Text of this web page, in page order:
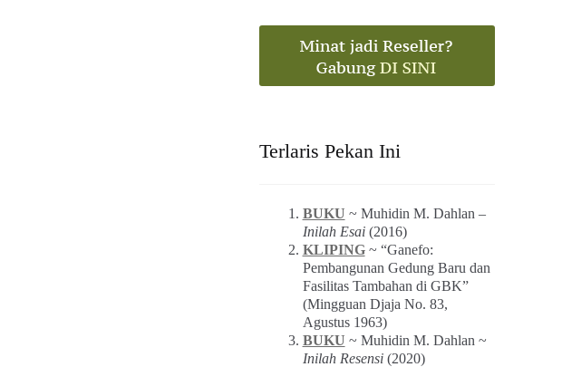
Terlaris Pekan Ini
BUKU ~ Muhidin M. Dahlan –
Inilah Esai(2016)
KLIPING~ “Ganefo:
Pembangunan Gedung Baru dan
Fasilitas Tambahan di GBK”
(Mingguan Djaja No. 83,
Agustus 1963)
BUKU ~ Muhidin M. Dahlan ~
Inilah Resensi(2020)